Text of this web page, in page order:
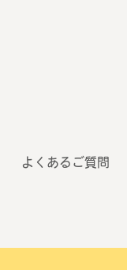
よくあるご質問